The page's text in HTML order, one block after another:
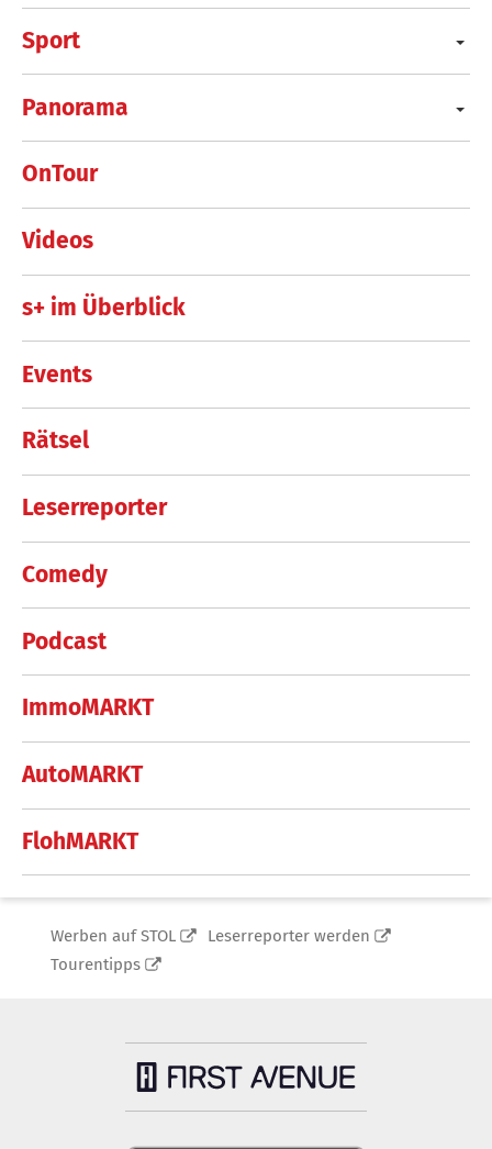
Sport
Panorama
OnTour
Videos
s+ im Überblick
Events
Rätsel
Leserreporter
Comedy
Podcast
ImmoMARKT
AutoMARKT
FlohMARKT
Werben auf STOL
Leserreporter werden
Tourentipps